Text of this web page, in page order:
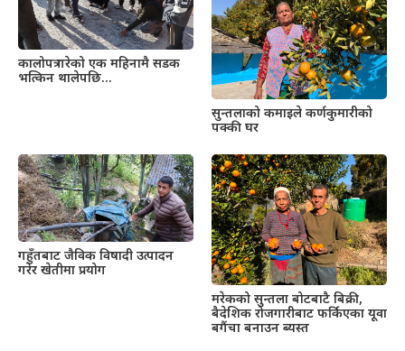
कालोपत्र गरेको एक महिनामै सडक
भत्किन थालेपछि…
सुन्तलाको कमाइले कर्णकुमारीको
पक्की घर
गहुँतबाट जैविक विषादी उत्पादन
गरेर खेतीमा प्रयोग
मरेकको सुन्तला बोटबाटै बिक्री,
बैदेशिक रोजगारीबाट फर्किएका यूवा
बगैंचा बनाउन ब्यस्त